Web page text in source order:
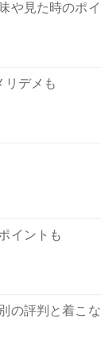
や見た時のポイ
リデメも
イントも
の評判と着こな